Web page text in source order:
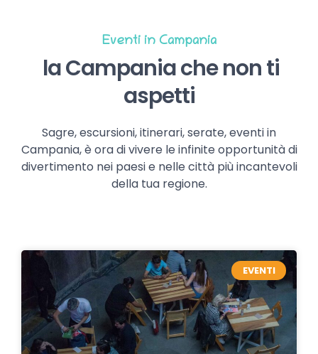
Eventi in Campania
la Campania che non ti
aspetti
Sagre, escursioni, itinerari, serate, eventi in
Campania, è ora di vivere le infinite opportunità di
divertimento nei paesi e nelle città più incantevoli
della tua regione.
EVENTI